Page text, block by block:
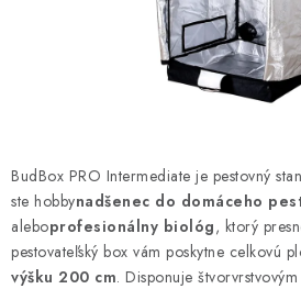
Podmienky o ochrane osobných údajov
BudBox PRO Intermediate je pestovný
ste hobbynadšenec do domáceho
aleboprofesionálny biológ, ktorý
pestovateľský box vám poskytne celkovú
výšku 200 cm. Disponuje